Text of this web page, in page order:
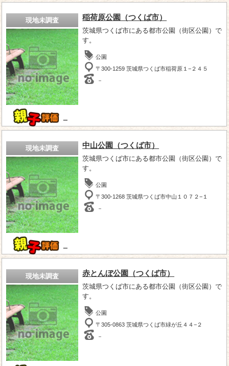
現地未調査
－
稲荷原公園（つくば市）
茨城県つくば市にある都市公園（街区公園）で
す。
公園
〒300-1259 茨城県つくば市稲荷原１−２４５
－
現地未調査
－
中山公園（つくば市）
茨城県つくば市にある都市公園（街区公園）で
す。
公園
〒300-1268 茨城県つくば市中山１０７２−１
－
現地未調査 赤とんぼ公園（つくば市）
茨城県つくば市にある都市公園（街区公園）で
す。
公園
〒305-0863 茨城県つくば市緑が丘４４−２
－